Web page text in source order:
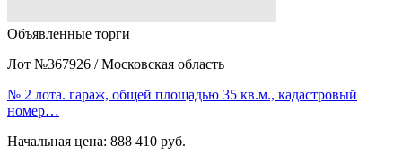
Объявленные торги
Лот №367926 / Московская область
№ 2 лота. гараж, общей площадью 35 кв.м., кадастровый
номер…
Начальная цена: 888 410 руб.